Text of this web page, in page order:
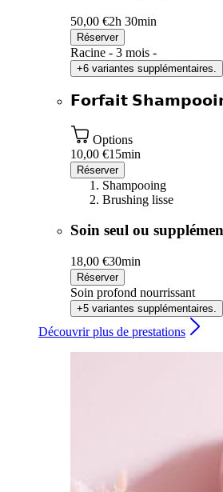
50,00 €2h 30min
Réserver
Racine - 3 mois -
+6 variantes supplémentaires.
𝗙𝗼𝗿𝗳𝗮𝗶𝘁
Options
10,00 €15min
Réserver
Shampooing
Brushing lisse
Soin seul ou
18,00 €30min
Réserver
Soin profond nourrissant
+5 variantes supplémentaires.
Découvrir plus de prestations